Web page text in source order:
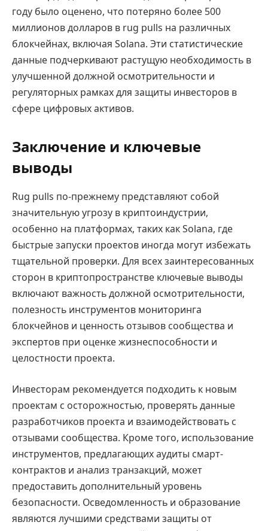
году было оценено, что потеряно более 500
миллионов долларов в rug pulls на различных
блокчейнах, включая Solana. Эти статистические
данные подчеркивают растущую необходимость в
улучшенной должной осмотрительности и
регуляторных рамках для защиты инвесторов в
сфере цифровых активов.
Заключение и ключевые
выводы
Rug pulls по-прежнему представляют собой
значительную угрозу в криптоиндустрии,
особенно на платформах, таких как Solana, где
быстрые запуски проектов иногда могут избежать
тщательной проверки. Для всех заинтересованных
сторон в криптопространстве ключевые выводы
включают важность должной осмотрительности,
полезность инструментов мониторинга
блокчейнов и ценность отзывов сообщества и
экспертов при оценке жизнеспособности и
целостности проекта.
Инвесторам рекомендуется подходить к новым
проектам с осторожностью, проверять данные
разработчиков проекта и взаимодействовать с
отзывами сообщества. Кроме того, использование
инструментов, предлагающих аудиты смарт-
контрактов и анализ транзакций, может
предоставить дополнительный уровень
безопасности. Осведомленность и образование
являются лучшими средствами защиты от